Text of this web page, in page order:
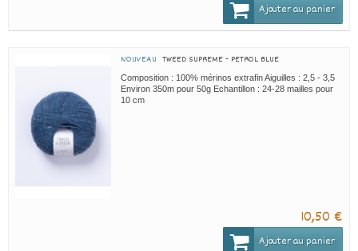
Ajouter au panier
NOUVEAU TWEED SUPREME - PETROL BLUE
Composition : 100% mérinos extrafin Aiguilles : 2,5 - 3,5
Environ 350m pour 50g Echantillon : 24-28 mailles pour
10 cm
10,50 €
Ajouter au panier